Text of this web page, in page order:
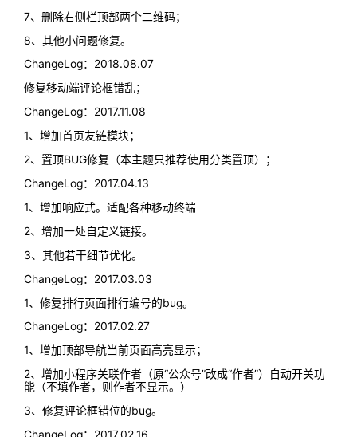
7、删除右侧栏顶部两个二维码；
8、其他小问题修复。
ChangeLog：2018.08.07
修复移动端评论框错乱；
ChangeLog：2017.11.08
1、增加首页友链模块；
2、置顶BUG修复（本主题只推荐使用分类置顶）；
ChangeLog：2017.04.13
1、增加响应式。适配各种移动终端
2、增加一处自定义链接。
3、其他若干细节优化。
ChangeLog：2017.03.03
1、修复排行页面排行编号的bug。
ChangeLog：2017.02.27
1、增加顶部导航当前页面高亮显示；
2、增加小程序关联作者（原“公众号”改成“作者”）自动开关功
能（不填作者，则作者不显示。）
3、修复评论框错位的bug。